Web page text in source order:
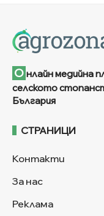
О нлайн медийна
селското
България
СТРАНИЦИ
Контакти
За нас
Реклама